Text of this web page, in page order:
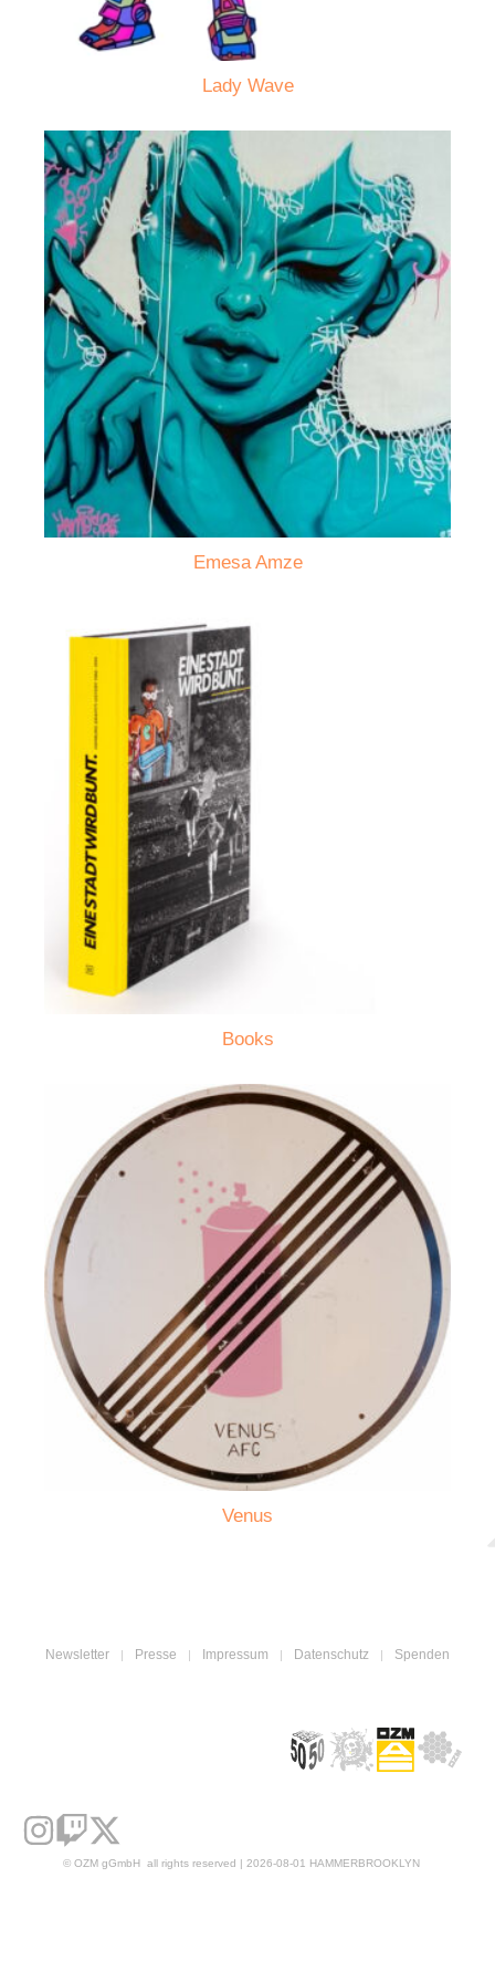
Lady Wave
Emesa Amze
Books
Venus
Newsletter Presse Impressum Datenschutz Spenden
© OZM gGmbH all rights reserved | 2026-08-01 HAMMERBROOKLYN